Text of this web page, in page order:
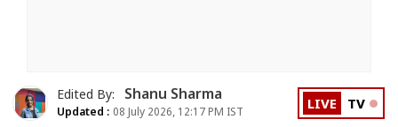
Edited By: Shanu Sharma
Updated : 08 July 2026, 12:17 PM IST LIVE TV